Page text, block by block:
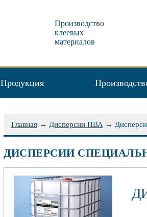
Производство
клеевых
материалов
Продукция
Главная → Дисперсии ПВА →
ДИСПЕРСИИ